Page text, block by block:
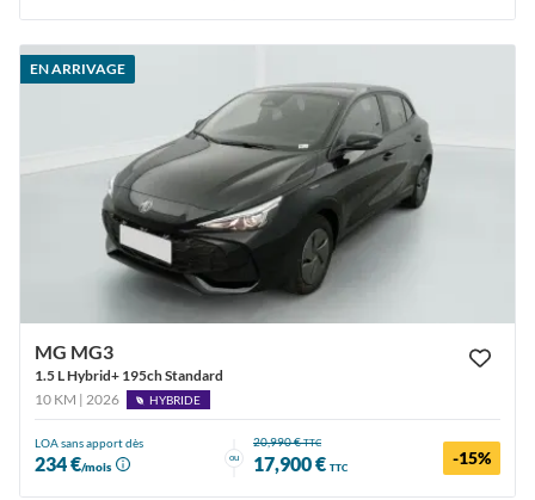
EN ARRIVAGE
MG MG3
1.5 L Hybrid+ 195ch Standard
10 KM | 2026
HYBRIDE
LOA sans apport dès
234 €/mois
ou
20,990 €TTC
17,900 € TTC -15%